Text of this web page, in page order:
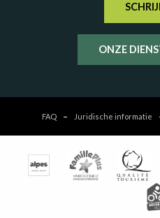
ONZE
FAQ Juridische informatie